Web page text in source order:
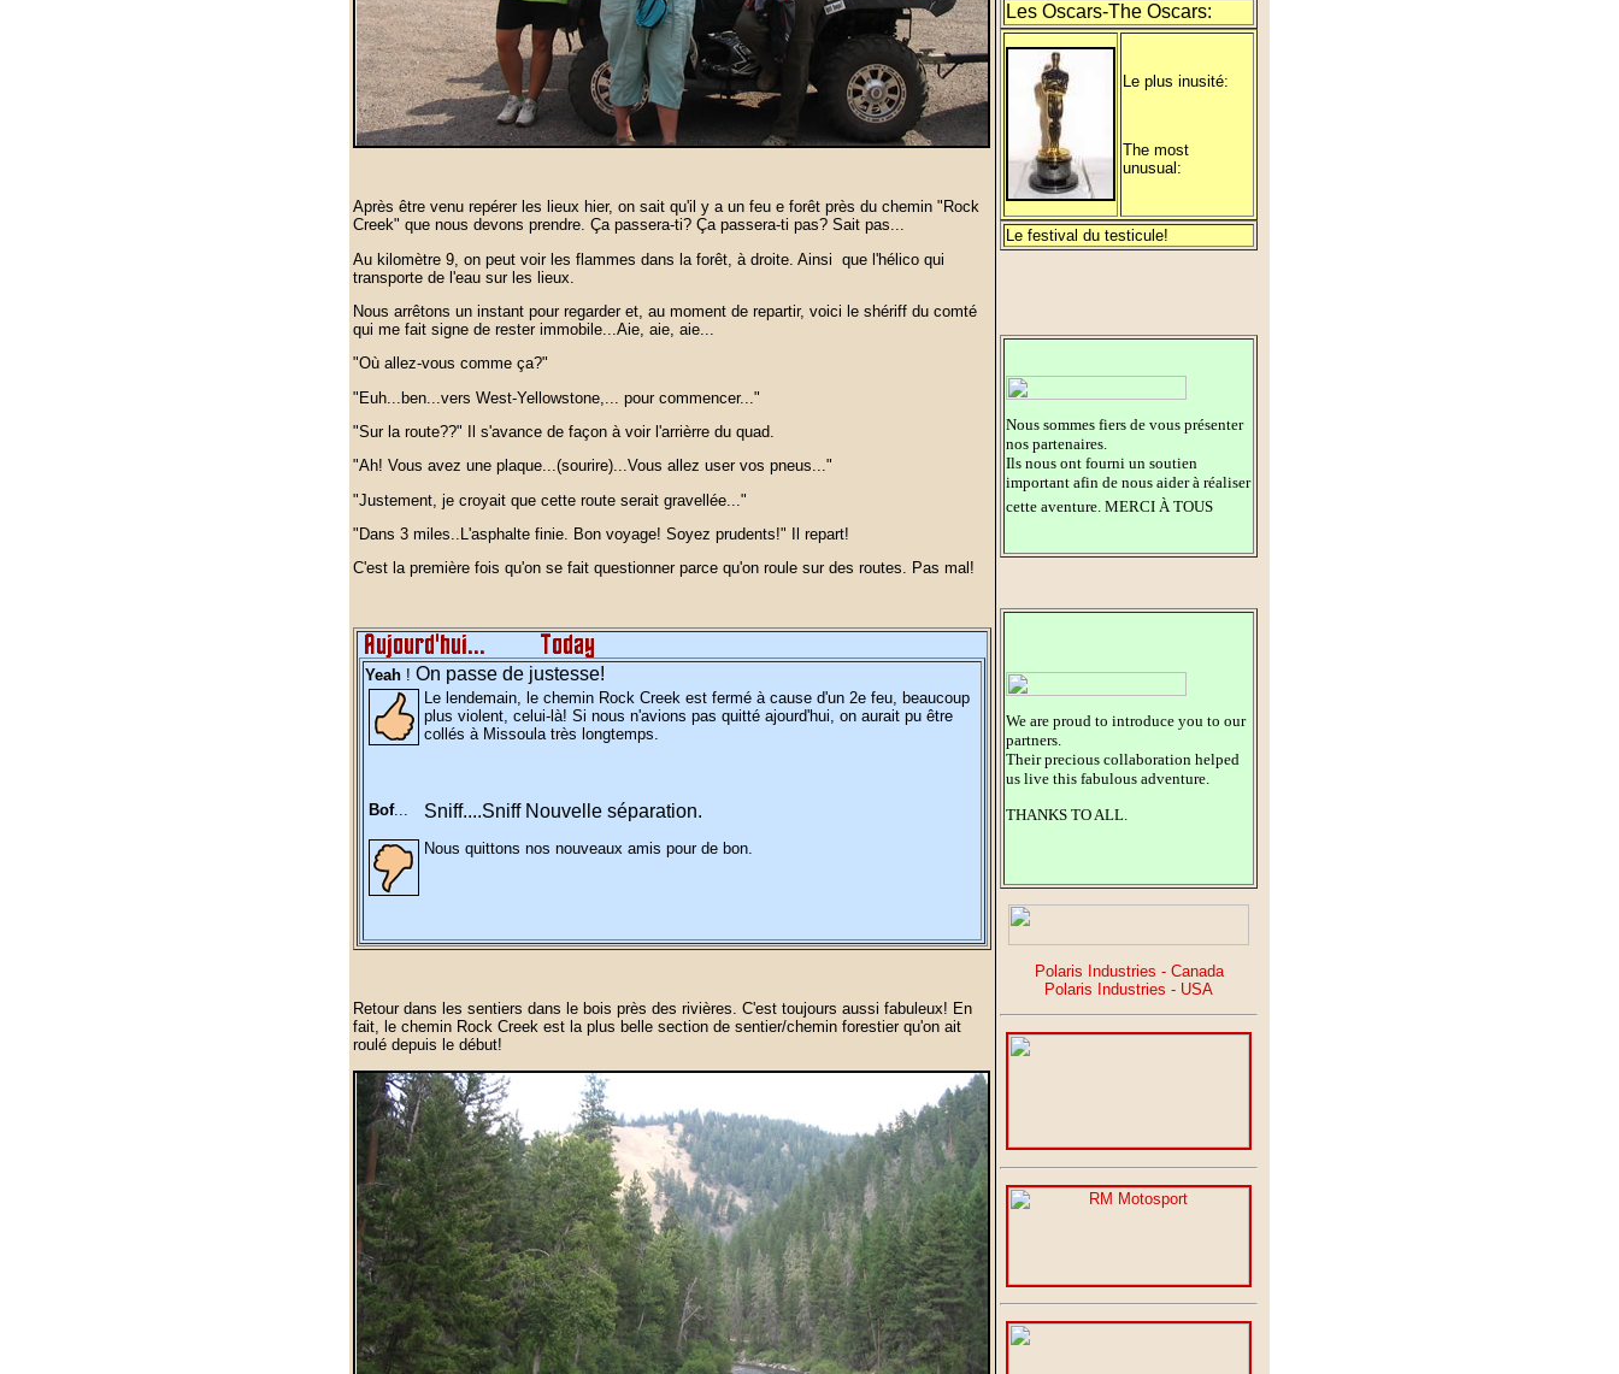
Après être venu repérer les lieux hier, on sait qu'il y a un feu e forêt près du chemin "Rock
Creek" que nous devons prendre. Ça passera-ti? Ça passera-ti pas? Sait pas...
Au kilomètre 9, on peut voir les flammes dans la forêt, à droite. Ainsi que l'hélico qui
transporte de l'eau sur les lieux.
Nous arrêtons un instant pour regarder et, au moment de repartir, voici le shériff du comté
qui me fait signe de rester immobile...Aie, aie, aie...
"Où allez-vous comme ça?"
"Euh...ben...vers West-Yellowstone,... pour commencer..."
"Sur la route??" Il s'avance de façon à voir l'arrièrre du quad.
"Ah! Vous avez une plaque...(sourire)...Vous allez user vos pneus..."
"Justement, je croyait que cette route serait gravellée..."
"Dans 3 miles..L'asphalte finie. Bon voyage! Soyez prudents!" Il repart!
C'est la première fois qu'on se fait questionner parce qu'on roule sur des routes. Pas mal!
Yeah ! On passe de justesse!
Le lendemain, le chemin Rock Creek est fermé à cause d'un 2e feu, beaucoup
plus violent, celui-là! Si nous n'avions pas quitté ajourd'hui, on aurait pu être
collés à Missoula très longtemps.
Bof... Sniff....Sniff Nouvelle séparation.
Nous quittons nos nouveaux amis pour de bon.
Retour dans les sentiers dans le bois près des rivières. C'est toujours aussi fabuleux! En
fait, le chemin Rock Creek est la plus belle section de sentier/chemin forestier qu'on ait
roulé depuis le début!
Les Oscars-The Oscars:
Le plus inusité:
The most
unusual:
Le festival du testicule!
Nous sommes fiers de vous présenter
nos partenaires.
Ils nous ont fourni un soutien
important afin de nous aider à réaliser
cette aventure. MERCI À TOUS
We are proud to introduce you to our
partners.
Their precious collaboration helped
us live this fabulous adventure.
THANKS TO ALL.
Polaris Industries - Canada
Polaris Industries - USA